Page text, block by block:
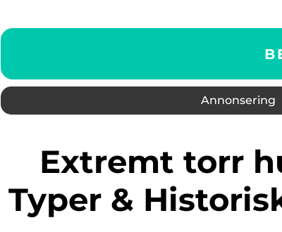
Annonsering
Extremt torr hud: Orsaker,
Typer &